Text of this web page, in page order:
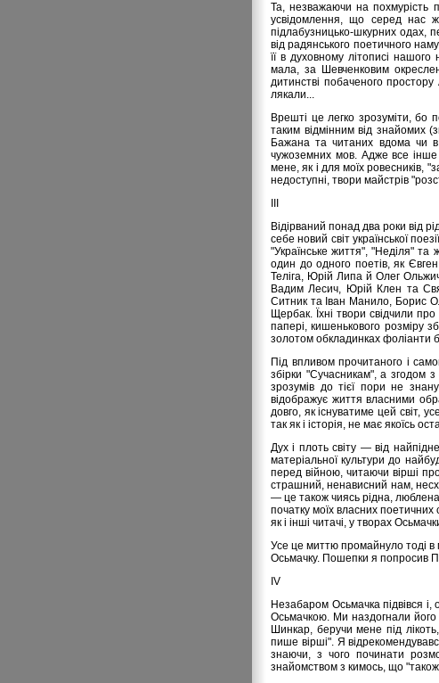
Та, незважаючи на похмурість
усвідомлення, що серед нас
підлабузницько-шкурних одах,
від радянського поетичного
її в духовному літописі
мала, за Шевченковим
дитинстві побаченого
лякали...
Врешті це легко зрозуміти, бо
таким відмінним від знайомих
Бажана та читаних вдома чи в
чужоземних мов. Адже все інше
мене, як і для моїх ровесників,
недоступні, твори майстрів
Відірваний понад два роки від
себе новий світ української
"Українське життя", "Неділя" та
один до одного поетів, як
Теліга, Юрій Липа й Олег
Вадим Лесич, Юрій Клен та
Ситник та Іван Манило, Борис
Щербак. Їхні твори свідчили про
папері, кишенькового розміру
золотом обкладинках фоліанти
Під впливом прочитаного і
збірки "Сучасникам", а згодом
зрозумів до тієї пори не
відображує життя власними
довго, як існуватиме цей світ,
так як і історія, не має якоїсь
Дух і плоть світу — від
матеріальної культури до
перед війною, читаючи вірші
страшний, ненависний нам,
— це також чиясь рідна,
початку моїх власних
як і інші читачі, у творах
Усе це миттю промайнуло тоді в
Осьмачку. Пошепки я попросив
ІV
Незабаром Осьмачка підвівся
Осьмачкою. Ми наздогнали
Шинкар, беручи мене під
пише вірші". Я
знаючи, з чого починати
знайомством з кимось, що